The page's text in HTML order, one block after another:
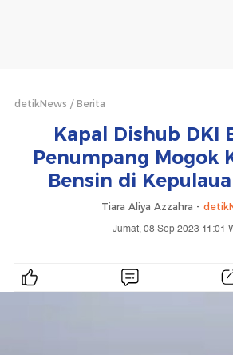
detikNews Berita
Kapal Dishub DKI
Penumpang Mogok
Bensin di
Tiara Aliya Azzahra -
Jumat, 08 Sep 2023 11:01